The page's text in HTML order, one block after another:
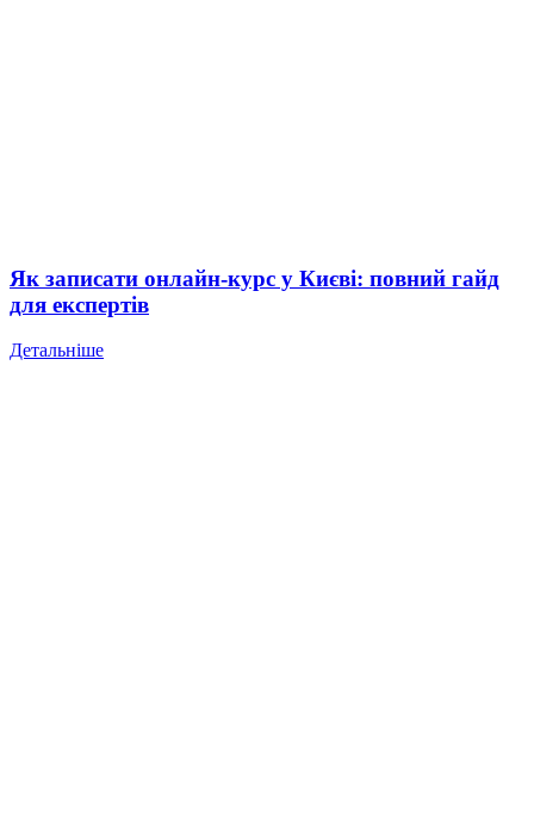
Як записати онлайн-курс у Києві: повний гайд
для експертів
Детальніше